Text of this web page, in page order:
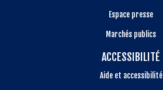
Espace presse
Marchés publics
ACCESSIBILITÉ
Aide et accessibilité